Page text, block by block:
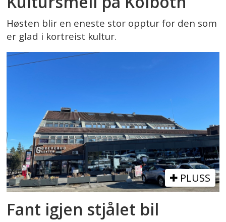
Høsten blir en eneste stor opptur for den som
er glad i kortreist kultur.
PLUSS
Fant igjen stjålet bil